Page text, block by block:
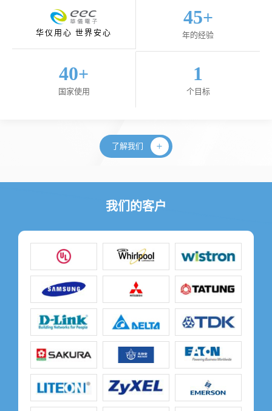
华仪用心 世界安心
45+
年的经验
40+
国家使用
1
个目标
了解我们
我们的客户